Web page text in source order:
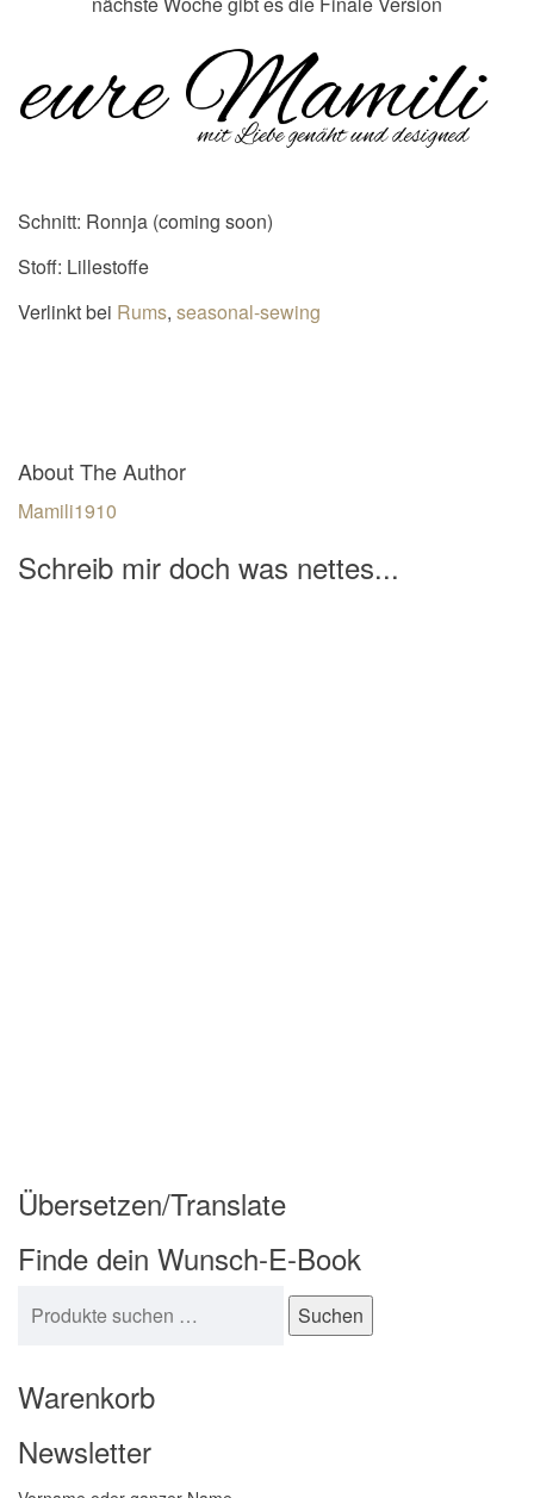
Schnitt: Ronnja (coming soon)
Stoff: Lillestoffe
Verlinkt bei Rums, seasonal-sewing
About The Author
Mamili1910
Schreib mir doch was nettes...
Übersetzen/Translate
Finde dein Wunsch-E-Book
Suchen
Warenkorb
Newsletter